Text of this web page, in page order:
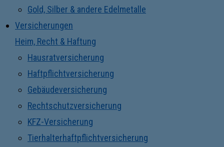
Gold, Silber & andere Edelmetalle
Versicherungen
Heim, Recht & Haftung
Hausratversicherung
Haftpflichtversicherung
Gebäudeversicherung
Rechtschutzversicherung
KFZ-Versicherung
Tierhalterhaftpflichtversicherung